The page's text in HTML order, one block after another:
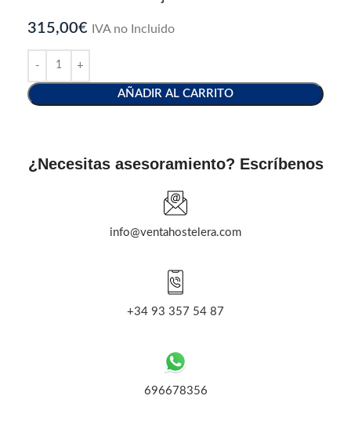
315,00€ IVA no Incluido
AÑADIR AL CARRITO
¿Necesitas asesoramiento? Escríbenos
info@ventahostelera.com
+34 93 357 54 87
696678356